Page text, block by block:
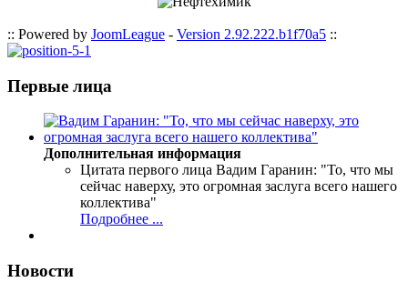
:: Powered by JoomLeague - Version 2.92.222.b1f70a5 ::
Первые лица
Дополнительная информация
Цитата первого лица Вадим Гаранин: "То, что мы
сейчас наверху, это огромная заслуга всего нашего
коллектива"
Подробнее ...
Новости